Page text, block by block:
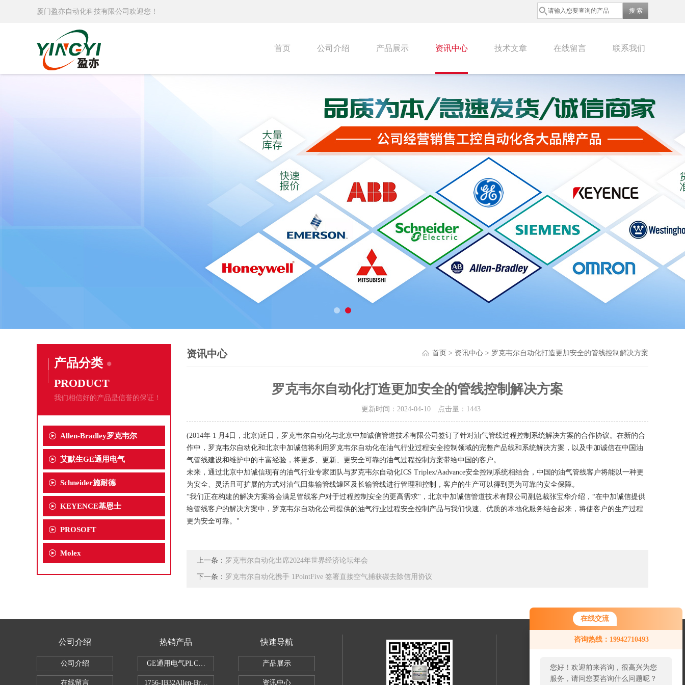
在线交流
咨询热线：19942710493
您好！欢迎前来咨询，很高兴为您
服务，请问您要咨询什么问题呢？
厦门盈亦自动化科技有限公司欢迎您！
首页 公司介绍 产品展示 资讯中心 技术文章 在线留言 联系我们
产品分类
PRODUCT
我们相信好的产品是信誉的保证！
Allen-Bradley罗克韦尔
艾默生GE通用电气
Schneider施耐德
KEYENCE基恩士
PROSOFT
Molex
资讯中心 首页 > 资讯中心 > 罗克韦尔自动化打造更加安全的管线控制解决方案
罗克韦尔自动化打造更加安全的管线控制解决方案
更新时间：2024-04-10 点击量： 1443
(2014年 1 月4日，北京)近日，罗克韦尔自动化与北京中加诚信管道技术有限公司签订了针对油气管线过程控制系统解决方案的合作协议。在新的合
作中，罗克韦尔自动化和北京中加诚信将利用罗克韦尔自动化在油气行业过程安全控制领域的完整产品线和系统解决方案，以及中加诚信在中国油
气管线建设和维护中的丰富经验，将更多、更新、更安全可靠的油气过程控制方案带给中国的客户。
未来，通过北京中加诚信现有的油气行业专家团队与罗克韦尔自动化ICS Triplex/Aadvance安全控制系统相结合，中国的油气管线客户将能以一种更
为安全、灵活且可扩展的方式对油气田集输管线罐区及长输管线进行管理和控制，客户的生产可以得到更为可靠的安全保障。
“我们正在构建的解决方案将会满足管线客户对于过程控制安全的更高需求"，北京中加诚信管道技术有限公司副总裁张宝华介绍，“在中加诚信提供
给管线客户的解决方案中，罗克韦尔自动化公司提供的油气行业过程安全控制产品与我们快速、优质的本地化服务结合起来，将使客户的生产过程
更为安全可靠。"
上一条： 罗克韦尔自动化出席2024年世界经济论坛年会
下一条： 罗克韦尔自动化携手 1PointFive 签署直接空气捕获碳去除信用协议
公司介绍
公司介绍
在线留言
热销产品
GE通用电气PLC控制器
1756-IB32Allen-Bradley1756IB32数字量直流输入模块
快速导航
产品展示
资讯中心
24小时热线：